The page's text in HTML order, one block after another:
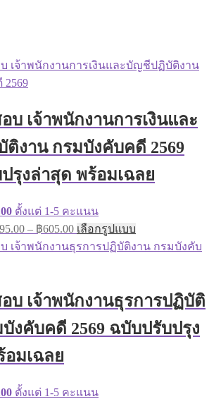
บ เจ้าพนักงานการเงินและ
งาน กรมบังคับคดี 2569
รุงล่าสุด พร้อมเฉลย
ตั้งแต่ 1-5 คะแนน
– ฿605.00Price
range:
฿395.00
เลือกรูปแบบ
product
has
options
be
chosen
บ เจ้าพนักงานธุรการปฏิบัติ
งคับคดี 2569 ฉบับปรับปรุง
อมเฉลย
ตั้งแต่ 1-5 คะแนน